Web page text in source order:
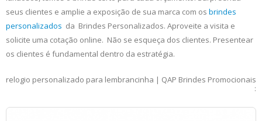
seus clientes e amplie a exposição de sua marca com os brindes
personalizados da Brindes Personalizados. Aproveite a visita e
solicite uma cotação online. Não se esqueça dos clientes. Presentear
os clientes é fundamental dentro da estratégia.
relogio personalizado para lembrancinha | QAP Brindes Promocionais
: